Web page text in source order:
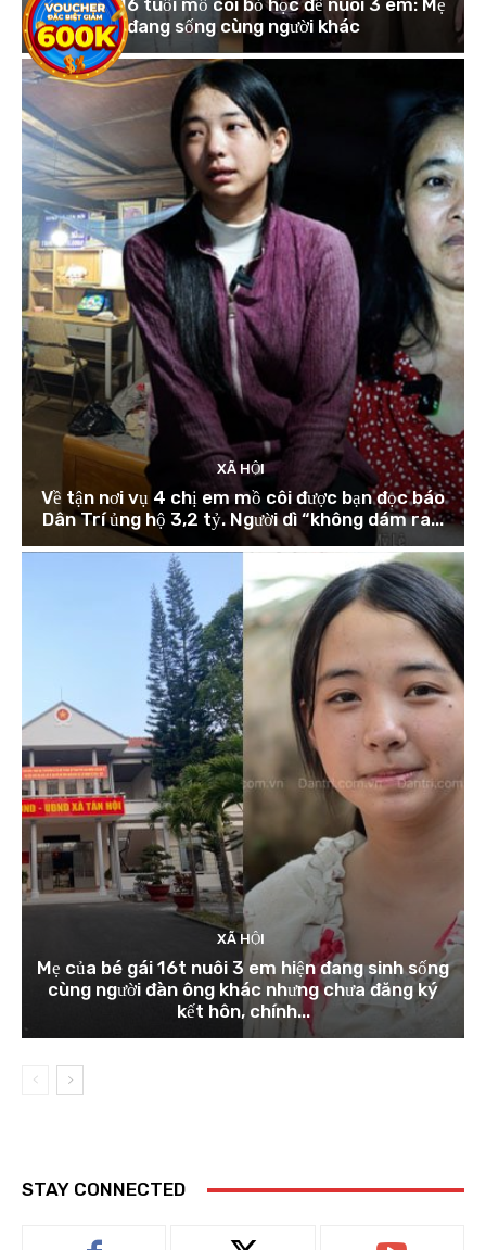
đang sống cùng người khác
XÃ HỘI
Về tận nơi vụ 4 chị em mồ côi được bạn đọc báo
Dân Trí ủng hộ 3,2 tỷ. Người dì “không dám ra...
XÃ HỘI
Mẹ của bé gái 16t nuôi 3 em hiện đang sinh sống
cùng người đàn ông khác nhưng chưa đăng ký
kết hôn, chính...
STAY CONNECTED